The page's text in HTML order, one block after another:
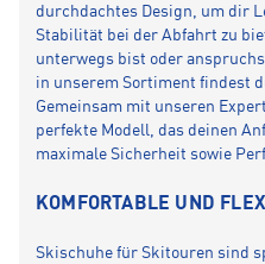
durchdachtes Design, um dir
Stabilität bei der Abfahrt zu
unterwegs bist oder
in unserem Sortiment findest
Gemeinsam mit unseren
perfekte Modell, das deinen
maximale Sicherheit sowie
KOMFORTABLE UND
Skischuhe für Skitouren sind